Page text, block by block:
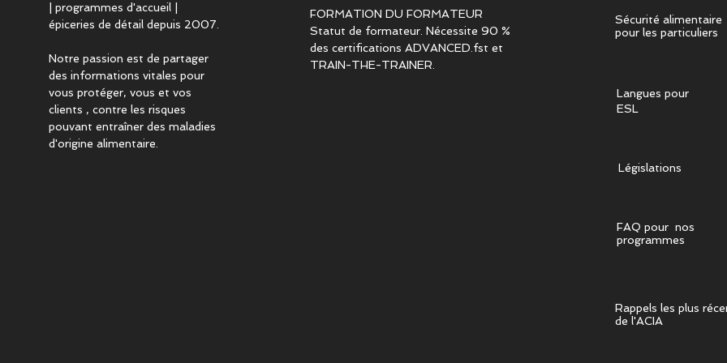
| programmes d'accueil |
épiceries de détail depuis 2007.
Notre passion est de partager
des informations vitales pour
vous protéger, vous et vos
clients , contre les risques
pouvant entraîner des maladies
d'origine alimentaire.
FORMATION DU FORMATEUR
Statut de formateur. Nécessite 90 %
des certifications ADVANCED.fst et
TRAIN-THE-TRAINER.
Sécurité alimentaire
pour les particuliers
Langues pour
ESL
Législations
FAQ pour nos
programmes
Rappels les plus
de l'ACIA